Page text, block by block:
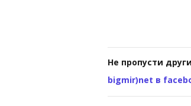
Не пропусти
bigmir)net в